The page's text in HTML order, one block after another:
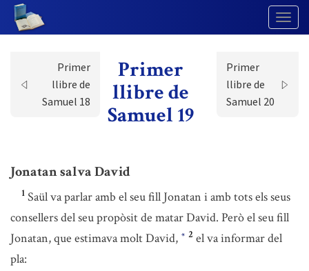
Primer
llibre de
Samuel 18
Primer
llibre de
Samuel 19
Primer
llibre de
Samuel 20
Jonatan salva David
1 Saül va parlar amb el seu fill Jonatan i amb tots els seus
consellers del seu propòsit de matar David. Però el seu fill
Jonatan, que estimava molt David, * 2 el va informar del
pla: